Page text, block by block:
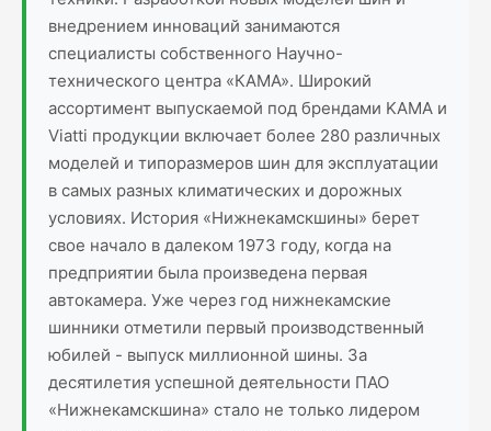
внедрением инноваций занимаются
специалисты собственного Научно-
технического центра «КАМА». Широкий
ассортимент выпускаемой под брендами KAMA и
Viatti продукции включает более 280 различных
моделей и типоразмеров шин для эксплуатации
в самых разных климатических и дорожных
условиях. История «Нижнекамскшины» берет
свое начало в далеком 1973 году, когда на
предприятии была произведена первая
автокамера. Уже через год нижнекамские
шинники отметили первый производственный
юбилей - выпуск миллионной шины. За
десятилетия успешной деятельности ПАО
«Нижнекамскшина» стало не только лидером